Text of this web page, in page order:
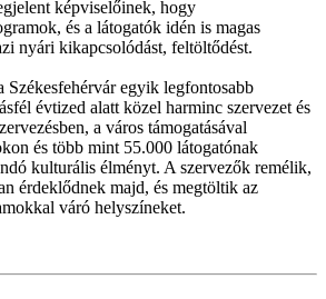
képviselőinek, hogy
és a látogatók idén is magas
nyári kikapcsolódást, feltöltődést.
egyik legfontosabb
évtized alatt közel harminc szervezet és
a város támogatásával
és több mint 55.000 látogatónak
kulturális élményt. A szervezők remélik,
érdeklődnek majd, és megtöltik az
váró helyszíneket.